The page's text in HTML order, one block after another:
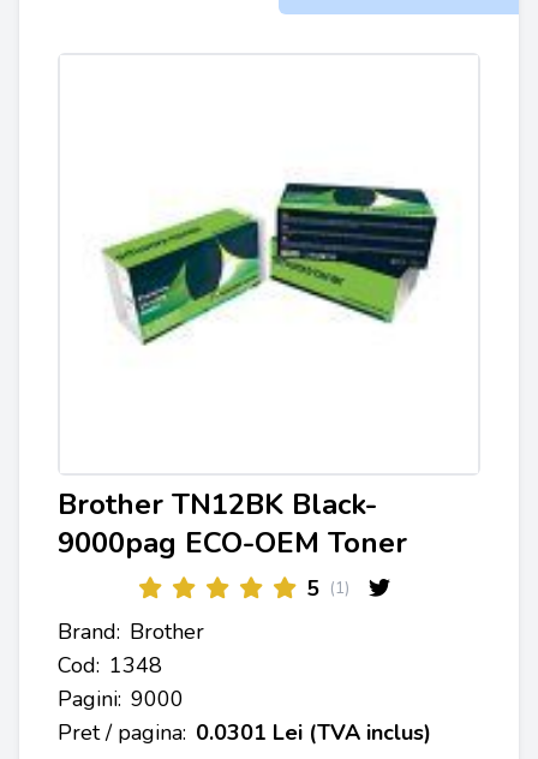
Brother TN12BK Black-
9000pag ECO-OEM Toner
5 (1)
Brand: Brother
Cod: 1348
Pagini: 9000
Pret / pagina: 0.0301 Lei (TVA inclus)